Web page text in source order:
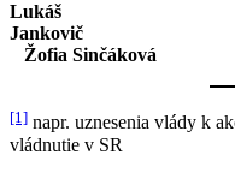
Lukáš
Žofia Sinčáková
[1] napr. uznesenia vlády k
vládnutie v SR